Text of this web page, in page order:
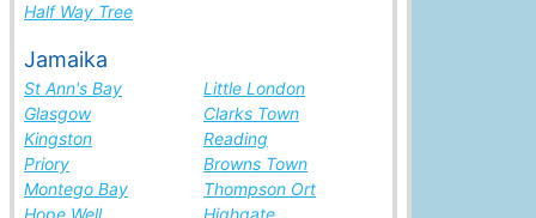
Half Way Tree
Jamaika
St Ann's Bay
Little London
Glasgow
Clarks Town
Kingston
Reading
Priory
Browns Town
Montego Bay
Thompson Ort
Hope Well
Highgate